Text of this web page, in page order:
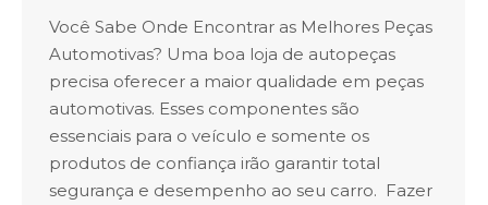
Você Sabe Onde Encontrar as Melhores Peças
Automotivas? Uma boa loja de autopeças
precisa oferecer a maior qualidade em peças
automotivas. Esses componentes são
essenciais para o veículo e somente os
produtos de confiança irão garantir total
segurança e desempenho ao seu carro. Fazer